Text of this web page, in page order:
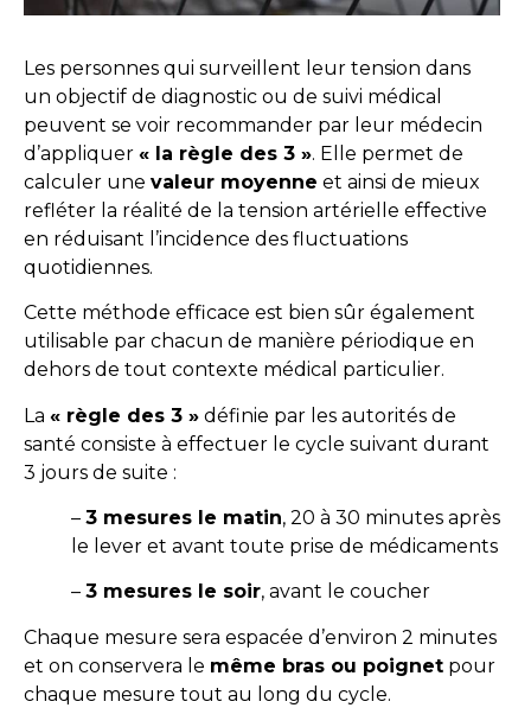
Les personnes qui surveillent leur tension dans
un objectif de diagnostic ou de suivi médical
peuvent se voir recommander par leur médecin
d’appliquer « la règle des 3 ». Elle permet de
calculer une valeur moyenne et ainsi de mieux
refléter la réalité de la tension artérielle effective
en réduisant l’incidence des fluctuations
quotidiennes.
Cette méthode efficace est bien sûr également
utilisable par chacun de manière périodique en
dehors de tout contexte médical particulier.
La « règle des 3 » définie par les autorités de
santé consiste à effectuer le cycle suivant durant
3 jours de suite :
– 3 mesures le matin, 20 à 30 minutes après
le lever et avant toute prise de médicaments
– 3 mesures le soir, avant le coucher
Chaque mesure sera espacée d’environ 2 minutes
et on conservera le même bras ou poignet pour
chaque mesure tout au long du cycle.